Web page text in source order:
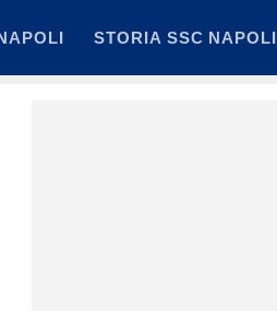
STORIA SSC NAPOLI